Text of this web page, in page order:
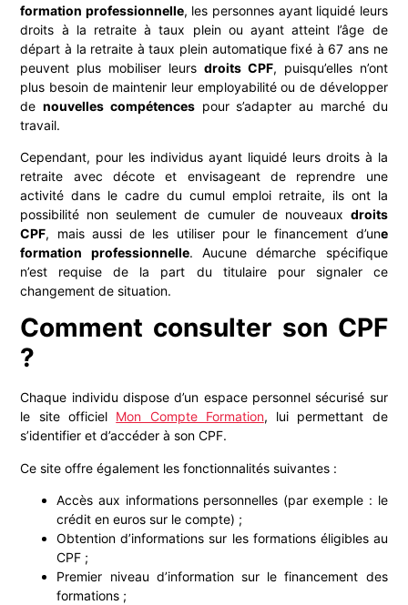
formation professionnelle, les personnes ayant liquidé leurs
droits à la retraite à taux plein ou ayant atteint l’âge de
départ à la retraite à taux plein automatique fixé à 67 ans ne
peuvent plus mobiliser leurs droits CPF, puisqu’elles n’ont
plus besoin de maintenir leur employabilité ou de développer
denouvelles compétencespour s’adapter au marché du
travail.
Cependant, pour les individus ayant liquidé leurs droits à la
retraite avec décote et envisageant de reprendre une
activité dans le cadre du cumul emploi retraite, ils ont la
possibilité non seulement de cumuler de nouveaux droits
CPF, mais aussi de les utiliser pour le financement d’une
formation professionnelle. Aucune démarche spécifique
n’est requise de la part du titulaire pour signaler ce
changement de situation.
Comment consulter son CPF
?
Chaque individu dispose d’un espace personnel sécurisé sur
le site officiel Mon Compte Formation, lui permettant de
s’identifier et d’accéder à son CPF.
Ce site offre également les fonctionnalités suivantes :
Accès aux informations personnelles (par exemple : le
crédit en euros sur le compte) ;
Obtention d’informations sur les formations éligibles au
CPF ;
Premier niveau d’information sur le financement des
formations ;